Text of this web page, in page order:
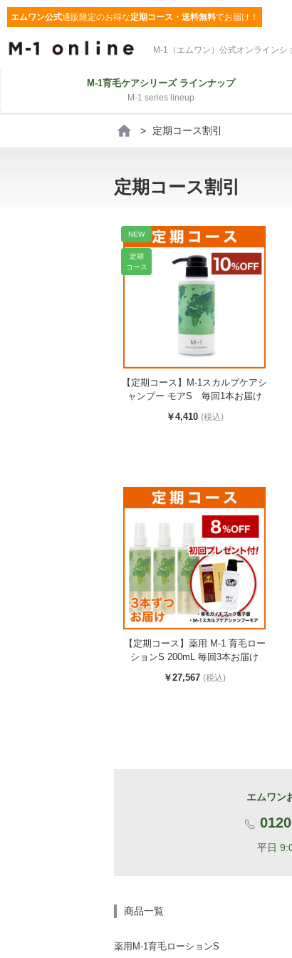
エムワン公式通販限定のお得な定期コース・送料無料でお届け！
M-1（エムワン）公式オンラインシ
M-1育毛ケアシリーズ ラインナップ
M-1 series lineup
> 定期コース割引
定期コース割引
【定期コース】M-1スカルプケアシ
ャンプー モアS 毎回1本お届け
￥4,410 (税込)
NEW
定期
コース
【定期コース】薬用 M-1 育毛ロー
ションS 200mL 毎回3本お届け
￥27,567 (税込)
エムワン
平日
商品一覧
薬用M-1育毛ローションS